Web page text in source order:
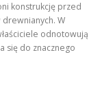
konstrukcję przed
W
odnotowują
się do znacznego